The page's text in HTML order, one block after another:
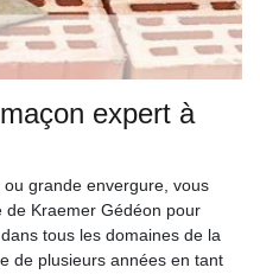
expert à
grande envergure, vous
de Kraemer Gédéon pour
tous les domaines de la
de plusieurs années en tant